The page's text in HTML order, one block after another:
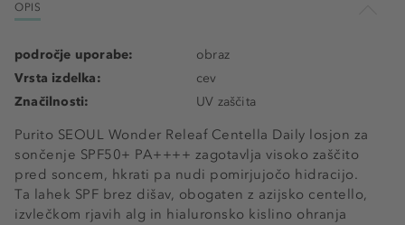
OPIS
Purito SEOUL Wonder Releaf Centella Daily losjon za
sončenje SPF50+ PA++++ zagotavlja visoko zaščito
pred soncem, hkrati pa nudi pomirjujočo hidracijo.
Ta lahek SPF brez dišav, obogaten z azijsko centello,
izvlečkom rjavih alg in hialuronsko kislino ohranja
področje uporabe:
obraz
Vrsta izdelka:
cev
Značilnosti:
UV zaščita